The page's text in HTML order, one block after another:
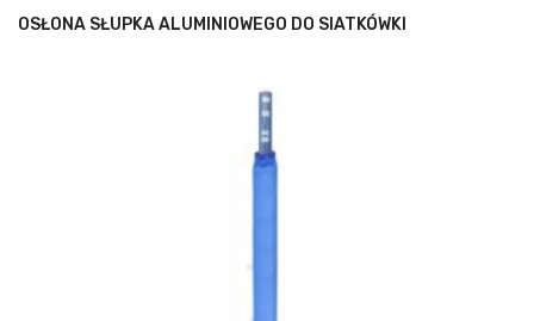
OSŁONA SŁUPKA ALUMINIOWEGO DO SIATKÓWKI